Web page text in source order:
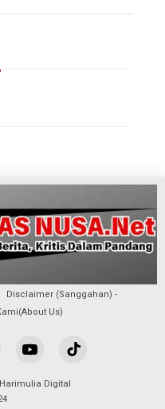
Disclaimer (Sanggahan)
Us)
Digital